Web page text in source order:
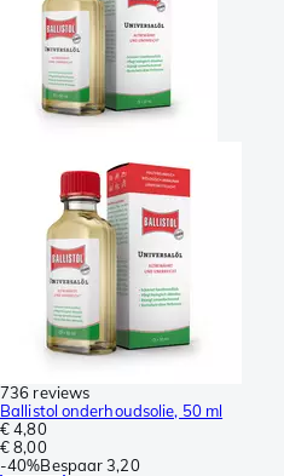
736 reviews
Ballistol onderhoudsolie, 50 ml
€ 4,80
€ 8,00
-40%Bespaar 3,20